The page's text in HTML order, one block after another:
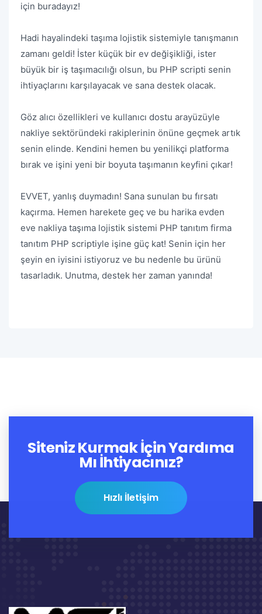
için buradayız!
Hadi hayalindeki taşıma lojistik sistemiyle tanışmanın
zamanı geldi! İster küçük bir ev değişikliği, ister
büyük bir iş taşımacılığı olsun, bu PHP scripti senin
ihtiyaçlarını karşılayacak ve sana destek olacak.
Göz alıcı özellikleri ve kullanıcı dostu arayüzüyle
nakliye sektöründeki rakiplerinin önüne geçmek artık
senin elinde. Kendini hemen bu yenilikçi platforma
bırak ve işini yeni bir boyuta taşımanın keyfini çıkar!
EVVET, yanlış duymadın! Sana sunulan bu fırsatı
kaçırma. Hemen harekete geç ve bu harika evden
eve nakliya taşıma lojistik sistemi PHP tanıtım firma
tanıtım PHP scriptiyle işine güç kat! Senin için her
şeyin en iyisini istiyoruz ve bu nedenle bu ürünü
tasarladık. Unutma, destek her zaman yanında!
Siteniz Kurmak İçin Yardıma
Mı İhtiyacınız?
Hızlı İletişim